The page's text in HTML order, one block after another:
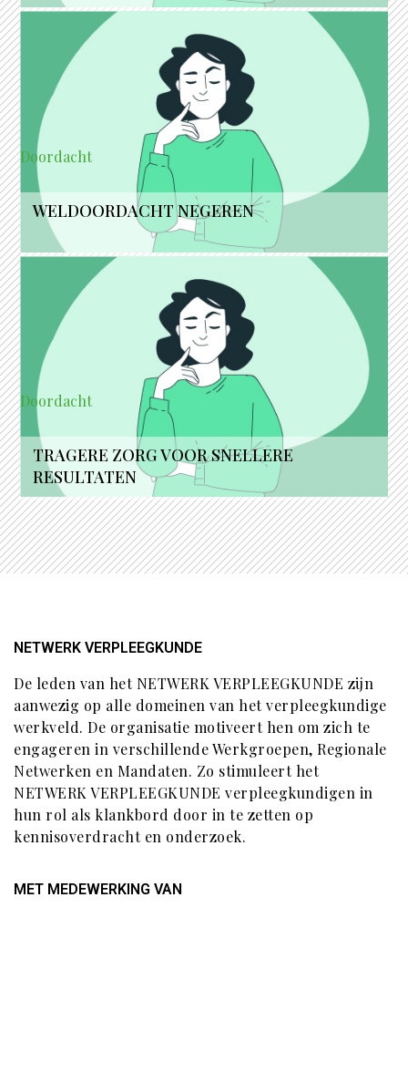
Doordacht
WELDOORDACHT NEGEREN
Doordacht
TRAGERE ZORG VOOR SNELLERE
RESULTATEN
NETWERK VERPLEEGKUNDE
De leden van het NETWERK VERPLEEGKUNDE zijn
aanwezig op alle domeinen van het verpleegkundige
werkveld. De organisatie motiveert hen om zich te
engageren in verschillende Werkgroepen, Regionale
Netwerken en Mandaten. Zo stimuleert het
NETWERK VERPLEEGKUNDE verpleegkundigen in
hun rol als klankbord door in te zetten op
kennisoverdracht en onderzoek.
MET MEDEWERKING VAN